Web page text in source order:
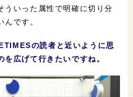
ういった属性で明確に切り分
んです。
の読者と近いように思
を広げて行きたいですね。